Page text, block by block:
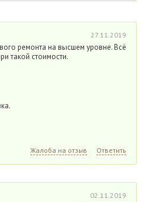
27.11.2019
ремонта на высшем уровне. Всё
такой стоимости.
Жалоба на отзыв Ответить
02.11.2019